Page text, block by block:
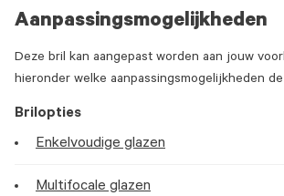
Aanpassingsmogelijkheden
Deze bril kan aangepast worden aan jouw
hieronder welke aanpassingsmogelijkheden
Brilopties
Enkelvoudige glazen
Multifocale glazen